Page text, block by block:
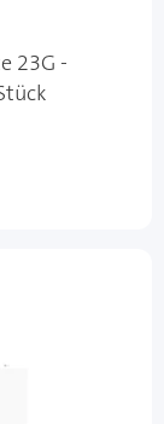
23G -